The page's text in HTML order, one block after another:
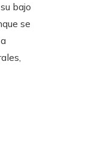
bajo
se